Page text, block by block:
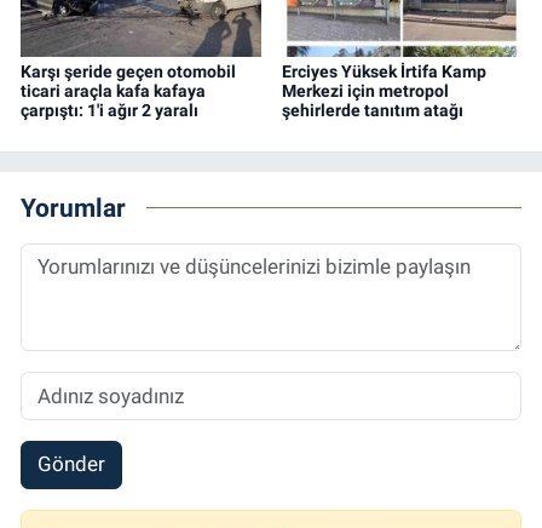
Karşı şeride geçen otomobil
ticari araçla kafa kafaya
çarpıştı: 1'i ağır 2 yaralı
Erciyes Yüksek İrtifa Kamp
Merkezi için metropol
şehirlerde tanıtım atağı
Yorumlar
Gönder